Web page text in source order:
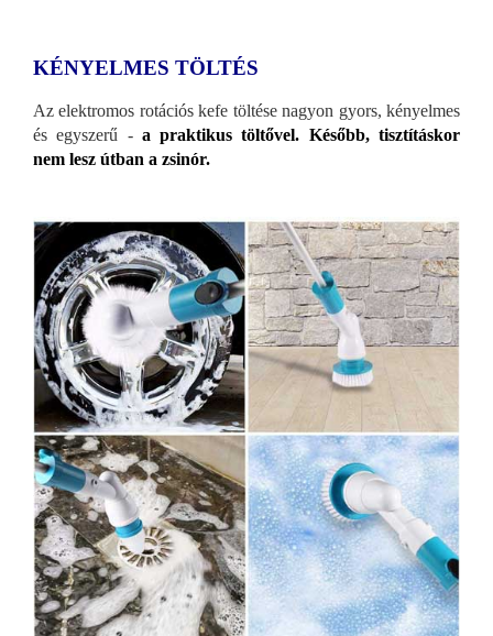
KÉNYELMES TÖLTÉS
Az elektromos rotációs kefe töltése nagyon gyors, kényelmes
és egyszerű - a praktikus töltővel. Később, tisztításkor
nem lesz útban a zsinór.